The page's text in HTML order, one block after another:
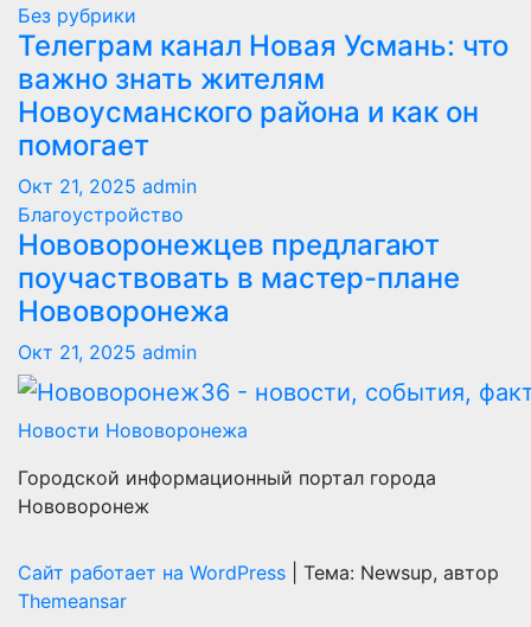
Без рубрики
Телеграм канал Новая Усмань: что
важно знать жителям
Новоусманского района и как он
помогает
Окт 21, 2025 admin
Благоустройство
Нововоронежцев предлагают
поучаствовать в мастер-плане
Нововоронежа
Окт 21, 2025 admin
Новости Нововоронежа
Городской информационный портал города
Нововоронеж
Сайт работает на WordPress
Тема: Newsup, автор
Themeansar